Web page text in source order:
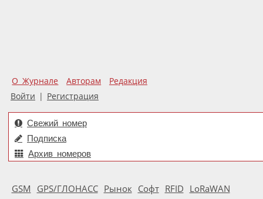
О Журнале Авторам
Редакция
Войти | Регистрация
Свежий номер
Подписка
Архив номеров
GSM GPS/ГЛОНАСС Рынок Софт RFID LoRaWAN